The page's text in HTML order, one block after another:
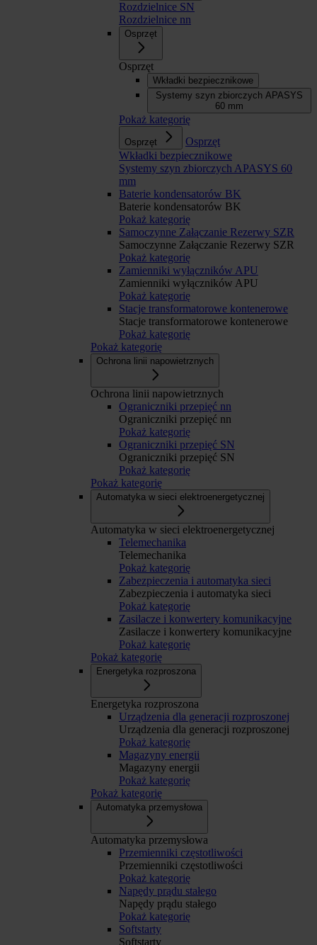
Rozdzielnice SN
Rozdzielnice nn
Osprzęt
Osprzęt
Wkładki bezpiecznikowe
Systemy szyn zbiorczych APASYS
60 mm
Pokaż kategorię
Osprzęt
Osprzęt
Wkładki bezpiecznikowe
Systemy szyn zbiorczych APASYS 60
mm
Baterie kondensatorów BK
Baterie kondensatorów BK
Pokaż kategorię
Samoczynne Załączanie Rezerwy SZR
Samoczynne Załączanie Rezerwy SZR
Pokaż kategorię
Zamienniki wyłączników APU
Zamienniki wyłączników APU
Pokaż kategorię
Stacje transformatorowe kontenerowe
Stacje transformatorowe kontenerowe
Pokaż kategorię
Pokaż kategorię
Ochrona linii napowietrznych
Ochrona linii napowietrznych
Ograniczniki przepięć nn
Ograniczniki przepięć nn
Pokaż kategorię
Ograniczniki przepięć SN
Ograniczniki przepięć SN
Pokaż kategorię
Pokaż kategorię
Automatyka w sieci elektroenergetycznej
Automatyka w sieci elektroenergetycznej
Telemechanika
Telemechanika
Pokaż kategorię
Zabezpieczenia i automatyka sieci
Zabezpieczenia i automatyka sieci
Pokaż kategorię
Zasilacze i konwertery komunikacyjne
Zasilacze i konwertery komunikacyjne
Pokaż kategorię
Pokaż kategorię
Energetyka rozproszona
Energetyka rozproszona
Urządzenia dla generacji rozproszonej
Urządzenia dla generacji rozproszonej
Pokaż kategorię
Magazyny energii
Magazyny energii
Pokaż kategorię
Pokaż kategorię
Automatyka przemysłowa
Automatyka przemysłowa
Przemienniki częstotliwości
Przemienniki częstotliwości
Pokaż kategorię
Napędy prądu stałego
Napędy prądu stałego
Pokaż kategorię
Softstarty
Softstarty